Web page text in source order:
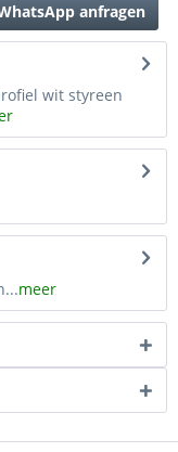
anfragen
wit styreen
meer